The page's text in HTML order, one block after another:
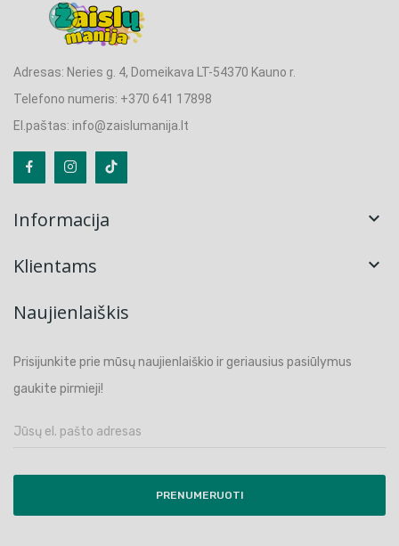
Adresas: Neries g. 4, Domeikava LT-54370 Kauno r.
Telefono numeris: +370 641 17898
El.paštas: info@zaislumanija.lt
Informacija 
Klientams 
Naujienlaiškis
Prisijunkite prie mūsų naujienlaiškio ir geriausius pasiūlymus
gaukite pirmieji!
PRENUMERUOTI